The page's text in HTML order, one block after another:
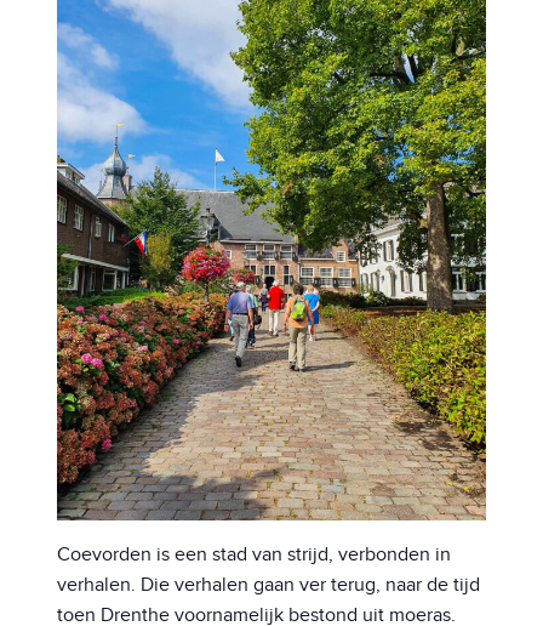
Coevorden is een stad van strijd, verbonden in
verhalen. Die verhalen gaan ver terug, naar de tijd
toen Drenthe voornamelijk bestond uit moeras.